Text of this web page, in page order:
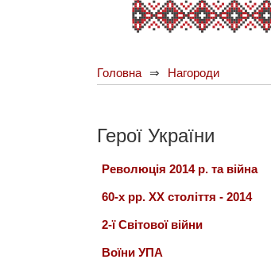
Головна Нагороди
Герої України
Революція 2014 р. та війна
60-х рр. ХХ століття - 2014
2-ї Світової війни
Воїни УПА